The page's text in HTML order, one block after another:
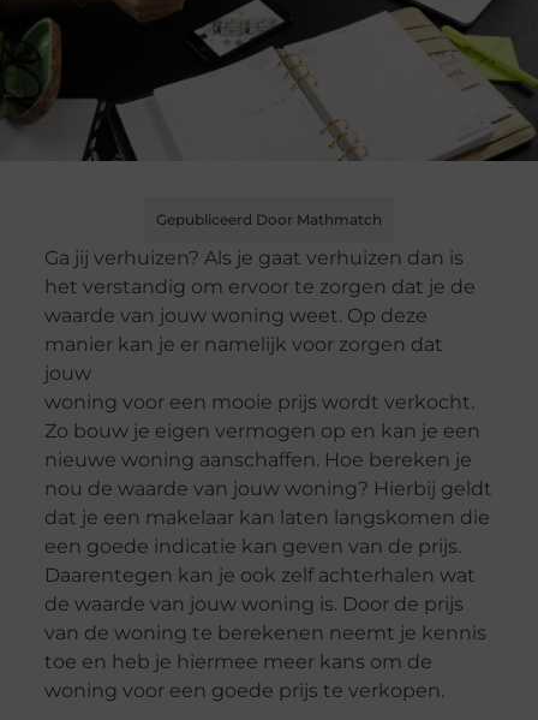
Gepubliceerd Door Mathmatch
Ga jij verhuizen? Als je gaat verhuizen dan is
het verstandig om ervoor te zorgen dat je de
waarde van jouw woning weet. Op deze
manier kan je er namelijk voor zorgen dat
jouw
woning voor een mooie prijs wordt verkocht.
Zo bouw je eigen vermogen op en kan je een
nieuwe woning aanschaffen. Hoe bereken je
nou de waarde van jouw woning? Hierbij geldt
dat je een makelaar kan laten langskomen die
een goede indicatie kan geven van de prijs.
Daarentegen kan je ook zelf achterhalen wat
de waarde van jouw woning is. Door de prijs
van de woning te berekenen neemt je kennis
toe en heb je hiermee meer kans om de
woning voor een goede prijs te verkopen.